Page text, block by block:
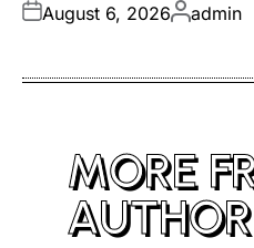
Posted
August 6, 2026Posted
admin
MORE
AUTHOR